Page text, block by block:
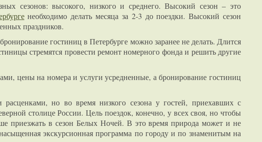
сезонов: высокого, низкого и среднего. Высокий сезон – это
необходимо делать месяца за 2-3 до поездки. Высокий сезон
праздников.
гостиниц в Петербурге можно заранее не делать. Длится
стремятся провести ремонт номерного фонда и решить другие
цены на номера и услуги усредненные, а бронирование гостиниц
но во время низкого сезона у гостей, приехавших с
столице России. Цель поездок, конечно, у всех своя, но чтобы
приезжать в сезон Белых Ночей. В это время природа может и не
экскурсионная программа по городу и по знаменитым на